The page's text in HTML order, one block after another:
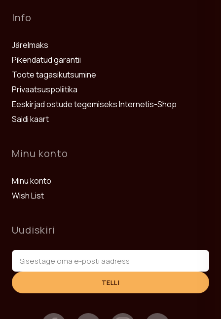
Info
Järelmaks
Pikendatud garantii
Toote tagasikutsumine
Privaatsuspoliitika
Eeskirjad ostude tegemiseks Internetis-Shop
Saidi kaart
Minu konto
Minu konto
Wish List
Uudiskiri
TELLI